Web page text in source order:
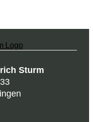
Sturm